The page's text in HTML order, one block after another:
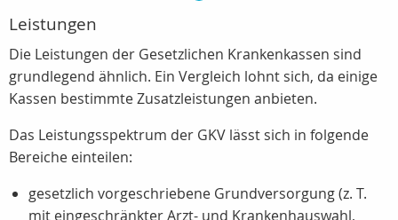
Leistungen
Die Leistungen der Gesetzlichen Krankenkassen sind
grundlegend ähnlich. Ein Vergleich lohnt sich, da einige
Kassen bestimmte Zusatzleistungen anbieten.
Das Leistungsspektrum der GKV lässt sich in folgende
Bereiche einteilen:
gesetzlich vorgeschriebene Grundversorgung (z. T.
mit eingeschränkter Arzt- und Krankenhauswahl,